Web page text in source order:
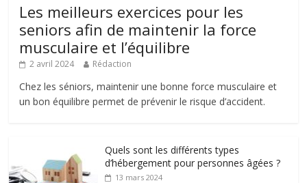
Les meilleurs exercices pour les
seniors afin de maintenir la force
musculaire et l’équilibre
2 avril 2024 Rédaction
Chez les séniors, maintenir une bonne force musculaire et
un bon équilibre permet de prévenir le risque d’accident.
Quels sont les différents types
d’hébergement pour personnes âgées ?
13 mars 2024